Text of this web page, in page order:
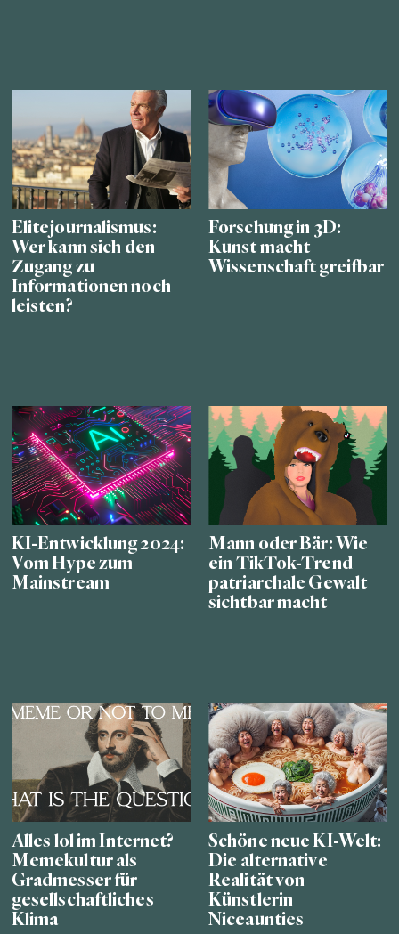
Elitejournalismus:
Wer kann sich den
Zugang zu
Informationen noch
leisten?
Forschung in 3D:
Kunst macht
Wissenschaft greifbar
KI-Entwicklung 2024:
Vom Hype zum
Mainstream
Mann oder Bär: Wie
ein TikTok-Trend
patriarchale Gewalt
sichtbar macht
Alles lol im Internet?
Memekultur als
Gradmesser für
gesellschaftliches
Klima
Schöne neue KI-Welt:
Die alternative
Realität von
Künstlerin
Niceaunties